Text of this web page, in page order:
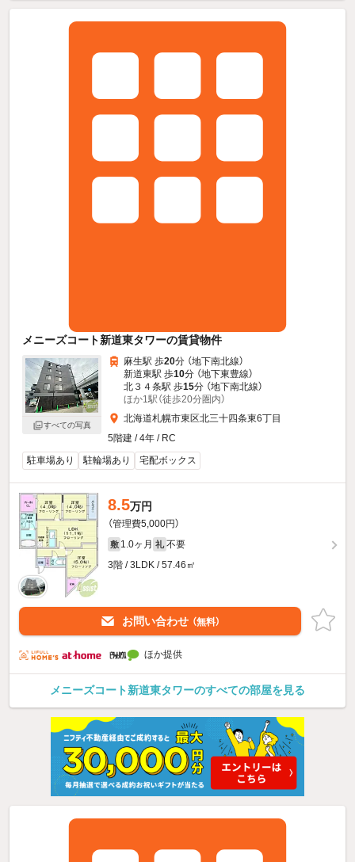
メニーズコート新道東タワーの賃貸物件
すべての写真
麻生駅 歩20分 （地下南北線）
新道東駅 歩10分 （地下東豊線）
北３４条駅 歩15分 （地下南北線）
ほか1駅（徒歩20分圏内）
北海道札幌市東区北三十四条東6丁目
5階建 / 4年 / RC
駐車場あり
駐輪場あり 宅配ボックス
8.5万円
（管理費5,000円）
敷 1.0ヶ月 礼 不要
3階 / 3LDK / 57.46㎡
お問い合わせ （無料）
ほか提供
メニーズコート新道東タワーのすべての部屋を見る